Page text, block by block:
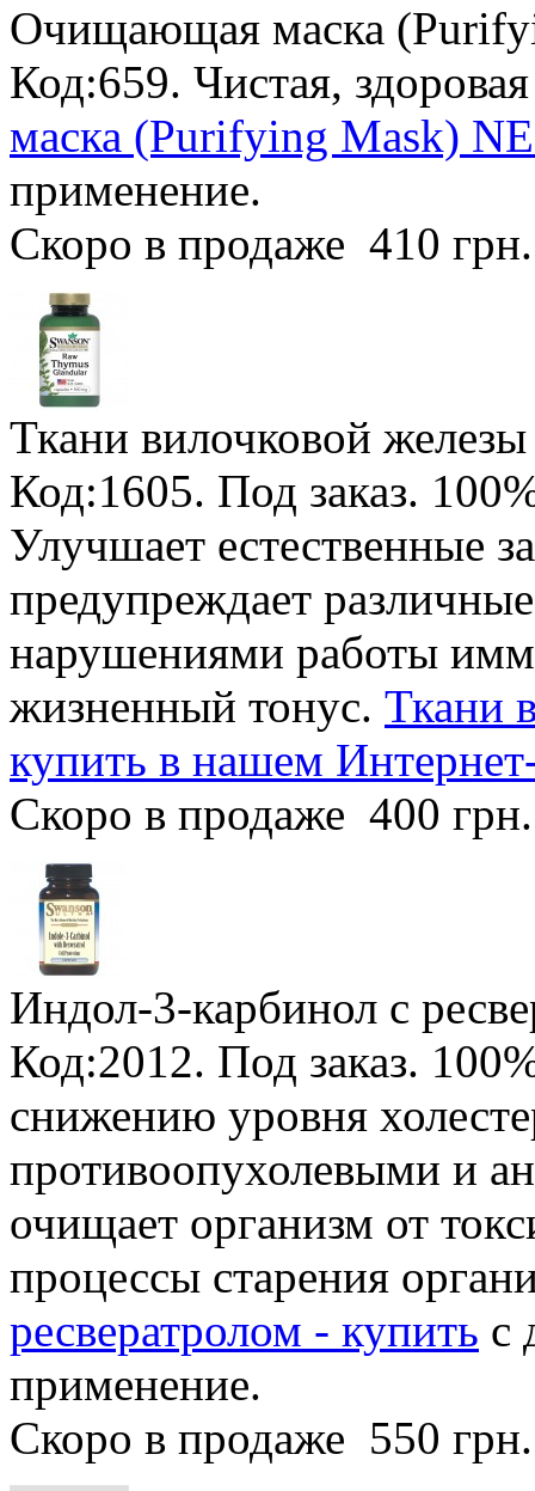
Очищающая маска
Код:659. Чистая,
маска (Purifying Mask)
применение.
Скоро в продаже 410
Ткани вилочковой
Код:1605. Под заказ.
Улучшает естественные
предупреждает
нарушениями работы
жизненный тонус. Ткани
купить в нашем
Скоро в продаже 400
Индол-3-карбинол с
Код:2012. Под заказ.
снижению уровня
противоопухолевыми и
очищает организм от
процессы старения
ресвератролом - купить с
применение.
Скоро в продаже 550